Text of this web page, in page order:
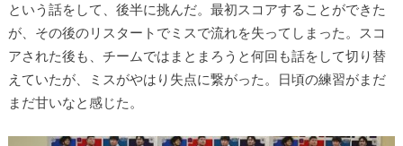
という話をして、後半に挑んだ。最初スコアすることができた
が、その後のリスタートでミスで流れを失ってしまった。スコ
アされた後も、チームではまとまろうと何回も話をして切り替
えていたが、ミスがやはり失点に繋がった。日頃の練習がまだ
まだ甘いなと感じた。